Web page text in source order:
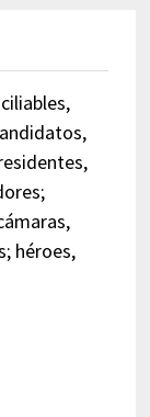
héroes,